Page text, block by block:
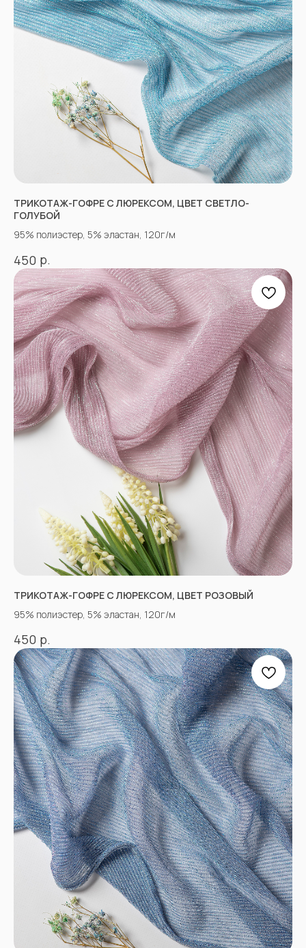
ТРИКОТАЖ-ГОФРЕ С ЛЮРЕКСОМ, ЦВЕТ СВЕТЛО-
ГОЛУБОЙ
95% полиэстер, 5% эластан, 120г/м
450 р.
ТРИКОТАЖ-ГОФРЕ С ЛЮРЕКСОМ, ЦВЕТ РОЗОВЫЙ
95% полиэстер, 5% эластан, 120г/м
450 р.
ПРОЧЕЕ
Новинки
Распродажа
Ткани для детей
Ткани для верхней одежды
Ткани для летней одежды
Ткани для спортивной одежды
Ткани для мусульманской одежды
Ткани для нарядной одежды
Возврат
Вопросы-ответы
Блог
Контакты
Договор оферты
Политика
конфиденциальности
*принадлежат компании Meta,
признанной экстремистской
и запрещенной в РФ